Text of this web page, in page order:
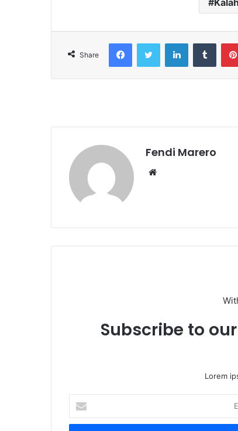
Share
FacebookTwitter LinkedIn
Fendi Marero
Subscribe to
Lorem
your
Email